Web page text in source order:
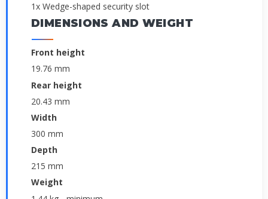
1x Wedge-shaped security slot
DIMENSIONS AND WEIGHT
Front height
19.76 mm
Rear height
20.43 mm
Width
300 mm
Depth
215 mm
Weight